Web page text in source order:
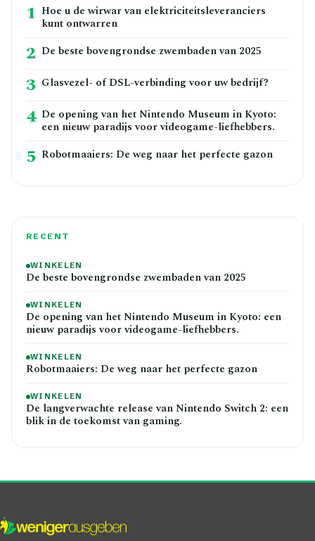
1 Hoe u de wirwar van elektriciteitsleveranciers
kunt ontwarren
2 De beste bovengrondse zwembaden van 2025
3 Glasvezel- of DSL-verbinding voor uw bedrijf?
4 De opening van het Nintendo Museum in Kyoto:
een nieuw paradijs voor videogame-liefhebbers.
5 Robotmaaiers: De weg naar het perfecte gazon
RECENT
WINKELEN
De beste bovengrondse zwembaden van 2025
WINKELEN
De opening van het Nintendo Museum in Kyoto: een
nieuw paradijs voor videogame-liefhebbers.
WINKELEN
Robotmaaiers: De weg naar het perfecte gazon
WINKELEN
De langverwachte release van Nintendo Switch 2: een
blik in de toekomst van gaming.